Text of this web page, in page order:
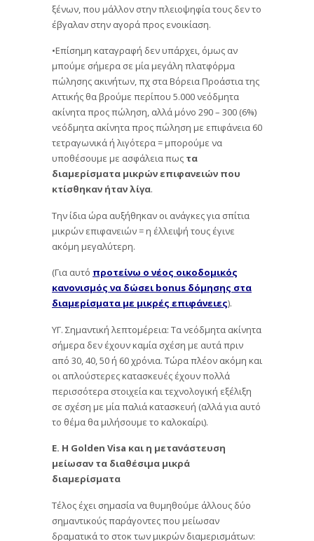
ξένων, που μάλλον στην πλειοψηφία τους δεν το
έβγαλαν στην αγορά προς ενοικίαση.
•Επίσημη καταγραφή δεν υπάρχει, όμως αν
μπούμε σήμερα σε μία μεγάλη πλατφόρμα
πώλησης ακινήτων, πχ στα Βόρεια Προάστια της
Αττικής θα βρούμε περίπου 5.000 νεόδμητα
ακίνητα προς πώληση, αλλά μόνο 290 – 300 (6%)
νεόδμητα ακίνητα προς πώληση με επιφάνεια 60
τετραγωνικά ή λιγότερα = μπορούμε να
υποθέσουμε με ασφάλεια πως τα
διαμερίσματα μικρών επιφανειών που
κτίσθηκαν ήταν λίγα.
Την ίδια ώρα αυξήθηκαν οι ανάγκες για σπίτια
μικρών επιφανειών = η έλλειψή τους έγινε
ακόμη μεγαλύτερη.
(Για αυτό προτείνω ο νέος οικοδομικός
κανονισμός να δώσει bonus δόμησης στα
διαμερίσματα με μικρές επιφάνειες).
ΥΓ. Σημαντική λεπτομέρεια: Τα νεόδμητα ακίνητα
σήμερα δεν έχουν καμία σχέση με αυτά πριν
από 30, 40, 50 ή 60 χρόνια. Τώρα πλέον ακόμη και
οι απλούστερες κατασκευές έχουν πολλά
περισσότερα στοιχεία και τεχνολογική εξέλιξη
σε σχέση με μία παλιά κατασκευή (αλλά για αυτό
το θέμα θα μιλήσουμε το καλοκαίρι).
Ε. Η Golden Visa και η μετανάστευση
μείωσαν τα διαθέσιμα μικρά
διαμερίσματα
Τέλος έχει σημασία να θυμηθούμε άλλους δύο
σημαντικούς παράγοντες που μείωσαν
δραματικά το στοκ των μικρών διαμερισμάτων: